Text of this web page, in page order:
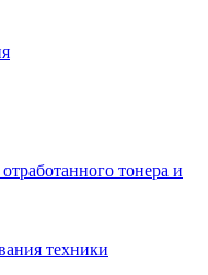
тонера и
техники